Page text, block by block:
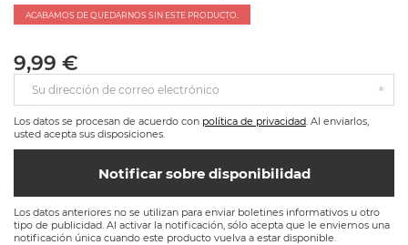
ACABAMOS DE QUEDARNOS SIN ESTE PRODUCTO.
9,99 €
Su dirección de correo electrónico
Los datos se procesan de acuerdo con política de privacidad. Al enviarlos,
usted acepta sus disposiciones.
Notificar sobre disponibilidad
Los datos anteriores no se utilizan para enviar boletines informativos u otro
tipo de publicidad. Al activar la notificación, sólo acepta que le enviemos una
notificación única cuando este producto vuelva a estar disponible.